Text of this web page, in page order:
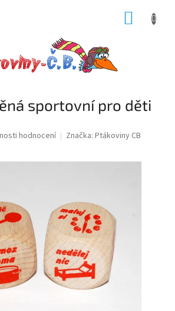
sportovní pro děti
hodnocení Značka: Ptákoviny CB